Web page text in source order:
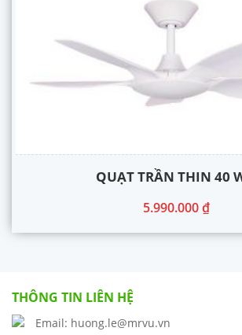
QUẠT TRẦN THIN 40
5.990.000₫
THÔNG TIN LIÊN HỆ
Email: huong.le@mrvu.vn